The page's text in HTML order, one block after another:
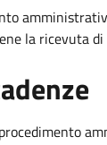
la ricevuta